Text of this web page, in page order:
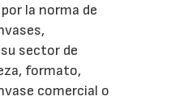
la norma de
sector de
formato,
comercial o